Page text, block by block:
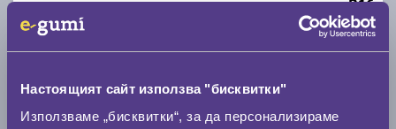
Настоящият сайт използва "бисквитки"
Използваме „бисквитки“, за да персонализираме
C B 71
Налични над 20 + | Доставка от 1 до 2 дни